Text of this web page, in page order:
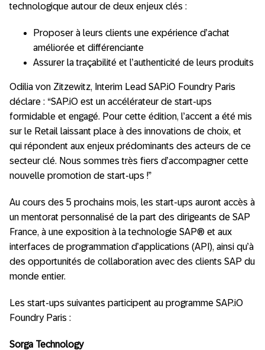
technologique autour de deux enjeux clés :
Proposer à leurs clients une expérience d’achat
améliorée et différenciante
Assurer la traçabilité et l’authenticité de leurs produits
Odilia von Zitzewitz, Interim Lead SAP.iO Foundry Paris
déclare : “SAP.iO est un accélérateur de start-ups
formidable et engagé. Pour cette édition, l’accent a été mis
sur le Retail laissant place à des innovations de choix, et
qui répondent aux enjeux prédominants des acteurs de ce
secteur clé. Nous sommes très fiers d’accompagner cette
nouvelle promotion de start-ups !”
Au cours des 5 prochains mois, les start-ups auront accès à
un mentorat personnalisé de la part des dirigeants de SAP
France, à une exposition à la technologie SAP® et aux
interfaces de programmation d’applications (API), ainsi qu’à
des opportunités de collaboration avec des clients SAP du
monde entier.
Les start-ups suivantes participent au programme SAP.iO
Foundry Paris :
Sorga Technology